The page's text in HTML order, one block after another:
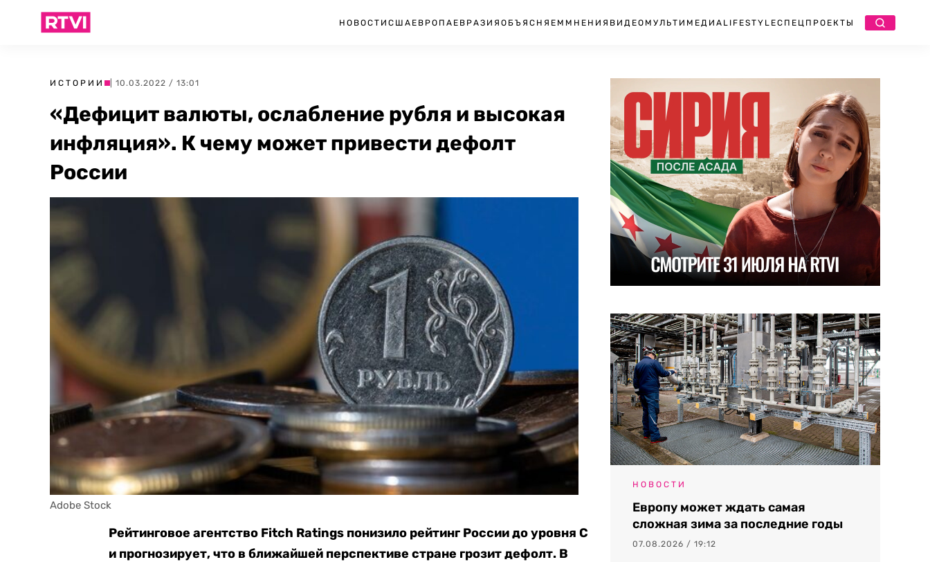
НОВОСТИ США ЕВРОПА ЕВРАЗИЯ ОБЪЯСНЯЕМ МНЕНИЯ ВИДЕО МУЛЬТИМЕДИА LIFESTYLEСПЕЦПРОЕКТЫ
ИСТОРИИ | 10.03.2022 / 13:01
«Дефицит валюты, ослабление рубля и высокая
инфляция». К чему может привести дефолт
России
Adobe Stock
Рейтинговое агентство Fitch Ratings понизило рейтинг России до уровня С
и прогнозирует, что в ближайшей перспективе стране грозит дефолт. В
НОВОСТИ
Европу может ждать самая
сложная зима за последние годы
07.08.2026 / 19:12